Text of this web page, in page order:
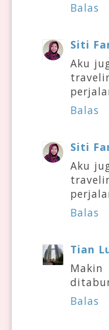
Balas
Siti
Aku
Balas
Siti
Aku
Balas
Tian
Balas